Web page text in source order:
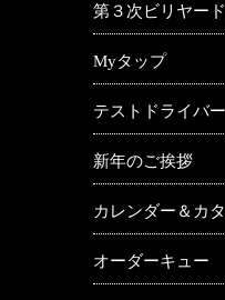
第３次ビリヤー
Myタップ
テストドライバー
新年のご挨拶
カレンダー＆カ
オーダーキュー